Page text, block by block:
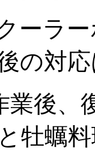
ーボ
の対
後、
牡蠣